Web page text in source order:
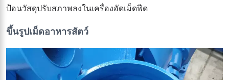
ป้อนวัสดุปรับสภาพลงในเครื่องอัดเม็ดฟีด
ขึ้นรูปเม็ดอาหารสัตว์